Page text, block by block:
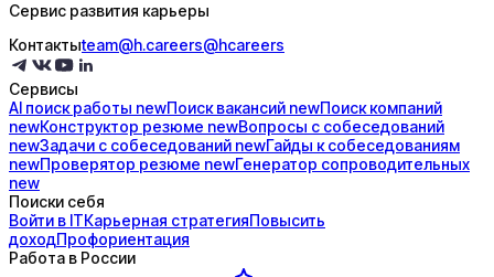
Сервис развития карьеры
Контактыteam@h.careers@hcareers
Сервисы
AI поискработы newПоисквакансий newПоисккомпаний
newКонструктор резюме newВопросы с собеседований
newЗадачи с собеседований newГайды ксобеседованиям
newПроверятор резюме newГенератор сопроводительных
new
Поиски себя
Войти в ITКарьерная стратегияПовысить
доходПрофориентация
Работа в России